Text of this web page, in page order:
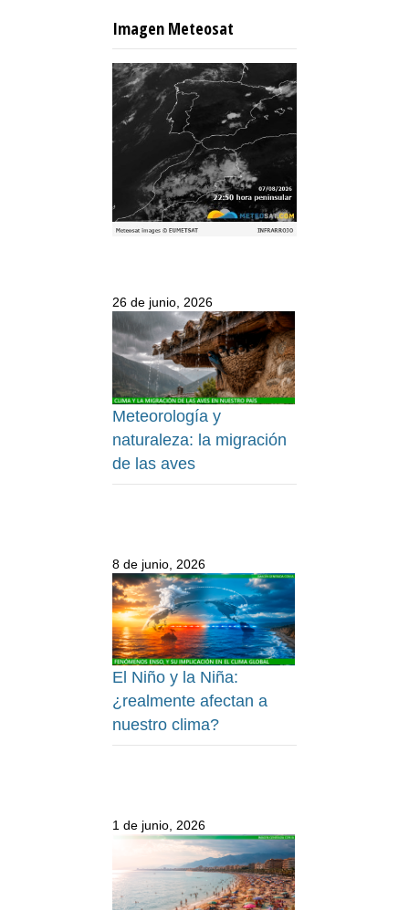
Imagen Meteosat
26 de junio, 2026
Meteorología y
naturaleza: la migración
de las aves
8 de junio, 2026
El Niño y la Niña:
¿realmente afectan a
nuestro clima?
1 de junio, 2026